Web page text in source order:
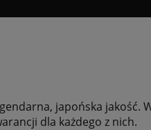
japońska
dla każdego z nich.